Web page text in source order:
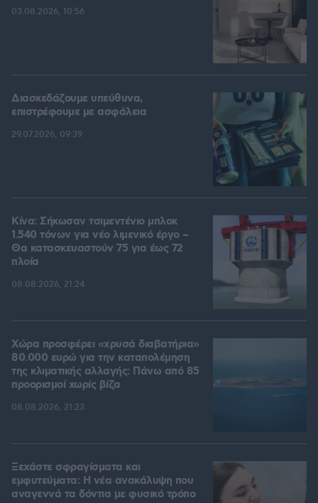
03.08.2026, 10:56
Διασκεδάζουμε υπεύθυνα,
επιστρέφουμε με ασφάλεια
29.07.2026, 09:39
Κίνα: Σήκωσαν τσιμεντένιο μπλοκ
1.540 τόνων για νέο λιμενικό έργο –
Θα κατασκευαστούν 75 για έως 72
πλοία
08.08.2026, 21:24
Χώρα προσφέρει «χρυσά διαβατήρια»
80.000 ευρώ για την καταπολέμηση
της κλιματικής αλλαγής: Πάνω από 85
προορισμοί χωρίς βίζα
08.08.2026, 21:23
Ξεχάστε σφραγίσματα και
εμφυτεύματα: Η νέα ανακάλυψη που
αναγεννά τα δόντια με φυσικό τρόπο